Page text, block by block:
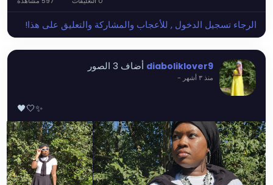
الرجاء تسجيل الدخول , للأعجاب والمشاركة والتعليق على هذا!
diaboliklover9 أضاف 3 الصور
منذ ٣ أشهر -
🖤🤍✨️